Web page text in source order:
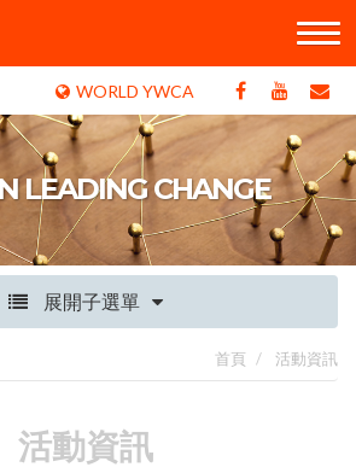
WORLD YWCA
LEADING CHANGE
展開子選單
首頁 活動資訊
活動資訊